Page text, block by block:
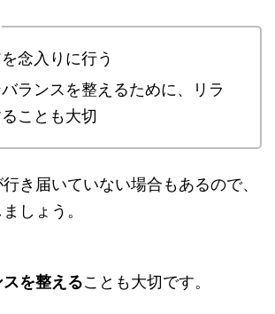
念入りに行う
ランスを整えるために、リラ
ことも大切
き届いていない場合もあるので、
しょう。
を整えることも大切です。